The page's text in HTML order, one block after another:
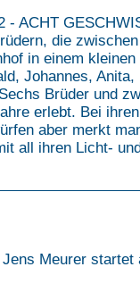
- ACHT
die
in einem
Johannes, Anita,
Brüder und
erlebt. Bei ihren
aber merkt
all ihren Licht-
Meurer